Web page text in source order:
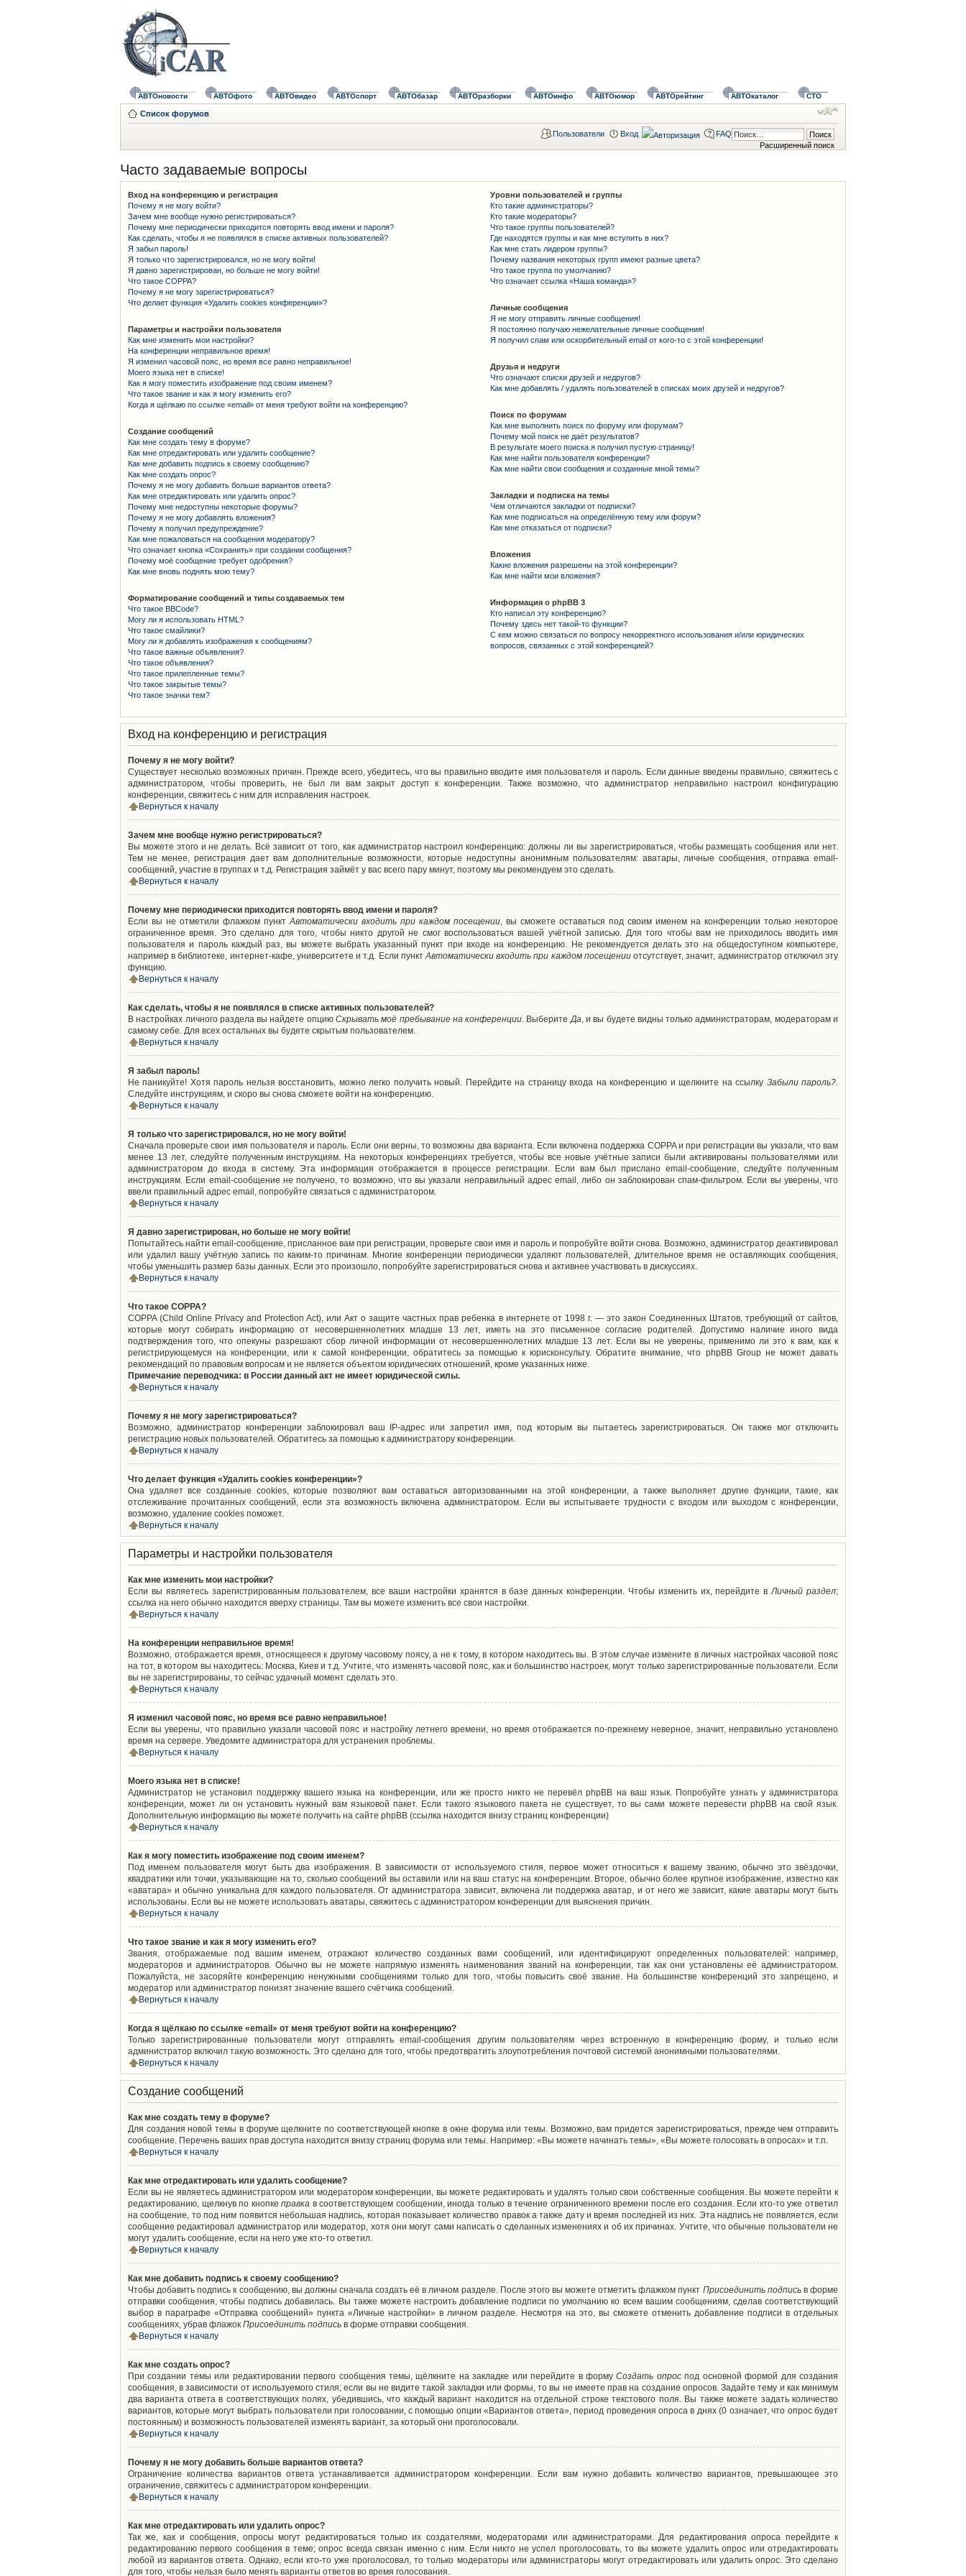
АВТОновости АВТОфото АВТОвидео АВТОспорт АВТОбазар АВТОразборки АВТОинфо АВТОюмор АВТОрейтинг АВТОкаталог СТО
Список форумов
Расширенный поиск
Пользователи Вход FAQ
Часто задаваемые вопросы
Вход на конференцию и регистрация
Почему я не могу войти?
Зачем мне вообще нужно регистрироваться?
Почему мне периодически приходится повторять ввод имени и пароля?
Как сделать, чтобы я не появлялся в списке активных пользователей?
Я забыл пароль!
Я только что зарегистрировался, но не могу войти!
Я давно зарегистрирован, но больше не могу войти!
Что такое COPPA?
Почему я не могу зарегистрироваться?
Что делает функция «Удалить cookies конференции»?
Параметры и настройки пользователя
Как мне изменить мои настройки?
На конференции неправильное время!
Я изменил часовой пояс, но время все равно неправильное!
Моего языка нет в списке!
Как я могу поместить изображение под своим именем?
Что такое звание и как я могу изменить его?
Когда я щёлкаю по ссылке «email» от меня требуют войти на конференцию?
Создание сообщений
Как мне создать тему в форуме?
Как мне отредактировать или удалить сообщение?
Как мне добавить подпись к своему сообщению?
Как мне создать опрос?
Почему я не могу добавить больше вариантов ответа?
Как мне отредактировать или удалить опрос?
Почему мне недоступны некоторые форумы?
Почему я не могу добавлять вложения?
Почему я получил предупреждение?
Как мне пожаловаться на сообщения модератору?
Что означает кнопка «Сохранить» при создании сообщения?
Почему моё сообщение требует одобрения?
Как мне вновь поднять мою тему?
Форматирование сообщений и типы создаваемых тем
Что такое BBCode?
Могу ли я использовать HTML?
Что такое смайлики?
Могу ли я добавлять изображения к сообщениям?
Что такое важные объявления?
Что такое объявления?
Что такое прилепленные темы?
Что такое закрытые темы?
Что такое значки тем?
Уровни пользователей и группы
Кто такие администраторы?
Кто такие модераторы?
Что такое группы пользователей?
Где находятся группы и как мне вступить в них?
Как мне стать лидером группы?
Почему названия некоторых групп имеют разные цвета?
Что такое группа по умолчанию?
Что означает ссылка «Наша команда»?
Личные сообщения
Я не могу отправить личные сообщения!
Я постоянно получаю нежелательные личные сообщения!
Я получил спам или оскорбительный email от кого-то с этой конференции!
Друзья и недруги
Что означают списки друзей и недругов?
Как мне добавлять / удалять пользователей в списках моих друзей и недругов?
Поиск по форумам
Как мне выполнить поиск по форуму или форумам?
Почему мой поиск не даёт результатов?
В результате моего поиска я получил пустую страницу!
Как мне найти пользователя конференции?
Как мне найти свои сообщения и созданные мной темы?
Закладки и подписка на темы
Чем отличаются закладки от подписки?
Как мне подписаться на определённую тему или форум?
Как мне отказаться от подписки?
Вложения
Какие вложения разрешены на этой конференции?
Как мне найти мои вложения?
Информация о phpBB 3
Кто написал эту конференцию?
Почему здесь нет такой-то функции?
С кем можно связаться по вопросу некорректного использования и/или юридических
вопросов, связанных с этой конференцией?
Вход на конференцию и регистрация
Почему я не могу войти?
Существует несколько возможных причин. Прежде всего, убедитесь, что вы правильно вводите имя пользователя и пароль. Если данные введены правильно, свяжитесь с
администратором, чтобы проверить, не был ли вам закрыт доступ к конференции. Также возможно, что администратор неправильно настроил конфигурацию
конференции, свяжитесь с ним для исправления настроек.
Вернуться к началу
Зачем мне вообще нужно регистрироваться?
Вы можете этого и не делать. Всё зависит от того, как администратор настроил конференцию: должны ли вы зарегистрироваться, чтобы размещать сообщения или нет.
Тем не менее, регистрация дает вам дополнительные возможности, которые недоступны анонимным пользователям: аватары, личные сообщения, отправка email-
сообщений, участие в группах и т.д. Регистрация займёт у вас всего пару минут, поэтому мы рекомендуем это сделать.
Вернуться к началу
Почему мне периодически приходится повторять ввод имени и пароля?
Если вы не отметили флажком пунктАвтоматически входить при каждом посещении, вы сможете оставаться под своим именем на конференции только некоторое
ограниченное время. Это сделано для того, чтобы никто другой не смог воспользоваться вашей учётной записью. Для того чтобы вам не приходилось вводить имя
пользователя и пароль каждый раз, вы можете выбрать указанный пункт при входе на конференцию. Не рекомендуется делать это на общедоступном компьютере,
например в библиотеке, интернет-кафе, университете и т.д. Если пунктАвтоматически входить при каждом посещенииотсутствует, значит, администратор отключил эту
функцию.
Вернуться к началу
Как сделать, чтобы я не появлялся в списке активных пользователей?
В настройках личного раздела вы найдете опцию Скрывать моё пребывание на конференции. ВыберитеДа, и вы будете видны только администраторам, модераторам и
самому себе. Для всех остальных вы будете скрытым пользователем.
Вернуться к началу
Я забыл пароль!
Не паникуйте! Хотя пароль нельзя восстановить, можно легко получить новый. Перейдите на страницу входа на конференцию и щелкните на ссылку Забыли пароль?.
Следуйте инструкциям, и скоро вы снова сможете войти на конференцию.
Вернуться к началу
Я только что зарегистрировался, но не могу войти!
Сначала проверьте свои имя пользователя и пароль. Если они верны, то возможны два варианта. Если включена поддержка COPPA и при регистрации вы указали, что вам
менее 13 лет, следуйте полученным инструкциям. На некоторых конференциях требуется, чтобы все новые учётные записи были активированы пользователями или
администратором до входа в систему. Эта информация отображается в процессе регистрации. Если вам был прислано email-сообщение, следуйте полученным
инструкциям. Если email-сообщение не получено, то возможно, что вы указали неправильный адрес email, либо он заблокирован спам-фильтром. Если вы уверены, что
ввели правильный адрес email, попробуйте связаться с администратором.
Вернуться к началу
Я давно зарегистрирован, но больше не могу войти!
Попытайтесь найти email-сообщение, присланное вам при регистрации, проверьте свои имя и пароль и попробуйте войти снова. Возможно, администратор деактивировал
или удалил вашу учётную запись по каким-то причинам. Многие конференции периодически удаляют пользователей, длительное время не оставляющих сообщения,
чтобы уменьшить размер базы данных. Если это произошло, попробуйте зарегистрироваться снова и активнее участвовать в дискуссиях.
Вернуться к началу
Что такое COPPA?
COPPA (Child Online Privacy and Protection Act), или Акт о защите частных прав ребенка в интернете от 1998 г. — это закон Соединенных Штатов, требующий от сайтов,
которые могут собирать информацию от несовершеннолетних младше 13 лет, иметь на это письменное согласие родителей. Допустимо наличие иного вида
подтверждения того, что опекуны разрешают сбор личной информации от несовершеннолетних младше 13 лет. Если вы не уверены, применимо ли это к вам, как к
регистрирующемуся на конференции, или к самой конференции, обратитесь за помощью к юрисконсульту. Обратите внимание, что phpBB Group не может давать
рекомендаций по правовым вопросам и не является объектом юридических отношений, кроме указанных ниже.
Примечание переводчика: в России данный акт не имеет юридической силы.
Вернуться к началу
Почему я не могу зарегистрироваться?
Возможно, администратор конференции заблокировал ваш IP-адрес или запретил имя, под которым вы пытаетесь зарегистрироваться. Он также мог отключить
регистрацию новых пользователей. Обратитесь за помощью к администратору конференции.
Вернуться к началу
Что делает функция «Удалить cookies конференции»?
Она удаляет все созданные cookies, которые позволяют вам оставаться авторизованными на этой конференции, а также выполняет другие функции, такие, как
отслеживание прочитанных сообщений, если эта возможность включена администратором. Если вы испытываете трудности с входом или выходом с конференции,
возможно, удаление cookies поможет.
Вернуться к началу
Параметры и настройки пользователя
Как мне изменить мои настройки?
Если вы являетесь зарегистрированным пользователем, все ваши настройки хранятся в базе данных конференции. Чтобы изменить их, перейдите вЛичный раздел;
ссылка на него обычно находится вверху страницы. Там вы можете изменить все свои настройки.
Вернуться к началу
На конференции неправильное время!
Возможно, отображается время, относящееся к другому часовому поясу, а не к тому, в котором находитесь вы. В этом случае измените в личных настройках часовой пояс
на тот, в котором вы находитесь: Москва, Киев и т.д. Учтите, что изменять часовой пояс, как и большинство настроек, могут только зарегистрированные пользователи. Если
вы не зарегистрированы, то сейчас удачный момент сделать это.
Вернуться к началу
Я изменил часовой пояс, но время все равно неправильное!
Если вы уверены, что правильно указали часовой пояс и настройку летнего времени, но время отображается по-прежнему неверное, значит, неправильно установлено
время на сервере. Уведомите администратора для устранения проблемы.
Вернуться к началу
Моего языка нет в списке!
Администратор не установил поддержку вашего языка на конференции, или же просто никто не перевёл phpBB на ваш язык. Попробуйте узнать у администратора
конференции, может ли он установить нужный вам языковой пакет. Если такого языкового пакета не существует, то вы сами можете перевести phpBB на свой язык.
Дополнительную информацию вы можете получить на сайте phpBB (ссылка находится внизу страниц конференции)
Вернуться к началу
Как я могу поместить изображение под своим именем?
Под именем пользователя могут быть два изображения. В зависимости от используемого стиля, первое может относиться к вашему званию, обычно это звёздочки,
квадратики или точки, указывающие на то, сколько сообщений вы оставили или на ваш статус на конференции. Второе, обычно более крупное изображение, известно как
«аватара» и обычно уникальна для каждого пользователя. От администратора зависит, включена ли поддержка аватар, и от него же зависит, какие аватары могут быть
использованы. Если вы не можете использовать аватары, свяжитесь с администратором конференции для выяснения причин.
Вернуться к началу
Что такое звание и как я могу изменить его?
Звания, отображаемые под вашим именем, отражают количество созданных вами сообщений, или идентифицируют определенных пользователей: например,
модераторов и администраторов. Обычно вы не можете напрямую изменять наименования званий на конференции, так как они установлены её администратором.
Пожалуйста, не засоряйте конференцию ненужными сообщениями только для того, чтобы повысить своё звание. На большинстве конференций это запрещено, и
модератор или администратор понизят значение вашего счётчика сообщений.
Вернуться к началу
Когда я щёлкаю по ссылке «email» от меня требуют войти на конференцию?
Только зарегистрированные пользователи могут отправлять email-сообщения другим пользователям через встроенную в конференцию форму, и только если
администратор включил такую возможность. Это сделано для того, чтобы предотвратить злоупотребления почтовой системой анонимными пользователями.
Вернуться к началу
Создание сообщений
Как мне создать тему в форуме?
Для создания новой темы в форуме щелкните по соответствующей кнопке в окне форума или темы. Возможно, вам придется зарегистрироваться, прежде чем отправить
сообщение. Перечень ваших прав доступа находится внизу страниц форума или темы. Например: «Вы можете начинать темы», «Вы можете голосовать в опросах» и т.п.
Вернуться к началу
Как мне отредактировать или удалить сообщение?
Если вы не являетесь администратором или модератором конференции, вы можете редактировать и удалять только свои собственные сообщения. Вы можете перейти к
редактированию, щелкнув по кнопкеправка в соответствующем сообщении, иногда только в течение ограниченного времени после его создания. Если кто-то уже ответил
на сообщение, то под ним появится небольшая надпись, которая показывает количество правок а также дату и время последней из них. Эта надпись не появляется, если
сообщение редактировал администратор или модератор, хотя они могут сами написать о сделанных изменениях и об их причинах. Учтите, что обычные пользователи не
могут удалить сообщение, если на него уже кто-то ответил.
Вернуться к началу
Как мне добавить подпись к своему сообщению?
Чтобы добавить подпись к сообщению, вы должны сначала создать её в личном разделе. После этого вы можете отметить флажком пункт Присоединить подписьв форме
отправки сообщения, чтобы подпись добавилась. Вы также можете настроить добавление подписи по умолчанию ко всем вашим сообщениям, сделав соответствующий
выбор в параграфе «Отправка сообщений» пункта «Личные настройки» в личном разделе. Несмотря на это, вы сможете отменить добавление подписи в отдельных
сообщениях, убрав флажок Присоединить подпись в форме отправки сообщения.
Вернуться к началу
Как мне создать опрос?
При создании темы или редактировании первого сообщения темы, щёлкните на закладке или перейдите в формуСоздать опроспод основной формой для создания
сообщения, в зависимости от используемого стиля; если вы не видите такой закладки или формы, то вы не имеете прав на создание опросов. Задайте тему и как минимум
два варианта ответа в соответствующих полях, убедившись, что каждый вариант находится на отдельной строке текстового поля. Вы также можете задать количество
вариантов, которые могут выбрать пользователи при голосовании, с помощью опции «Вариантов ответа», период проведения опроса в днях (0 означает, что опрос будет
постоянным) и возможность пользователей изменять вариант, за который они проголосовали.
Вернуться к началу
Почему я не могу добавить больше вариантов ответа?
Ограничение количества вариантов ответа устанавливается администратором конференции. Если вам нужно добавить количество вариантов, превышающее это
ограничение, свяжитесь с администратором конференции.
Вернуться к началу
Как мне отредактировать или удалить опрос?
Так же, как и сообщения, опросы могут редактироваться только их создателями, модераторами или администраторами. Для редактирования опроса перейдите к
редактированию первого сообщения в теме; опрос всегда связан именно с ним. Если никто не успел проголосовать, то вы можете удалить опрос или отредактировать
любой из вариантов ответа. Однако, если кто-то уже проголосовал, то только модераторы или администраторы могут отредактировать или удалить опрос. Это сделано
для того, чтобы нельзя было менять варианты ответов во время голосования.